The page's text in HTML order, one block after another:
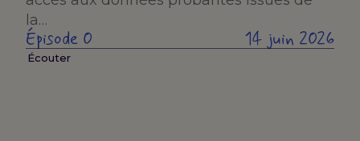
la…
Épisode 0 14 juin 2026
Écouter